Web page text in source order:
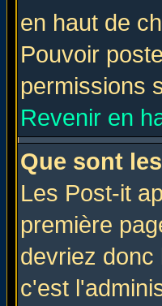
en haut de
Pouvoir
permissions
Revenir en
Que sont
Les Post-it
première
devriez donc
c'est